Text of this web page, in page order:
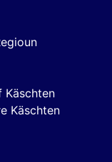
Käschten
Käschten